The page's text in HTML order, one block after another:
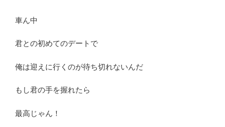
車ん中
君との初めてのデートで
俺は迎えに行くのが待ち切れないんだ
もし君の手を握れたら
最高じゃん！